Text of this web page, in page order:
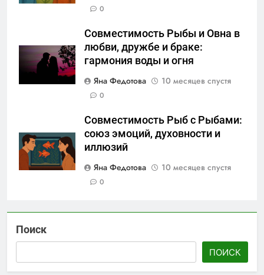
0
Совместимость Рыбы и Овна в
любви, дружбе и браке:
гармония воды и огня
Яна Федотова
10 месяцев спустя
0
Совместимость Рыб с Рыбами:
союз эмоций, духовности и
иллюзий
Яна Федотова
10 месяцев спустя
0
Поиск
ПОИСК